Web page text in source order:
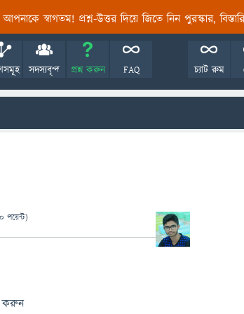
আপনাকে স্বাগতম! প্রশ্ন-উত্তর দিয়ে জিতে নিন পুরস্কার,
সদস্যবৃন্দ প্রশ্ন করুন FAQ চ্যাট রুম
পয়েন্ট)
করুন